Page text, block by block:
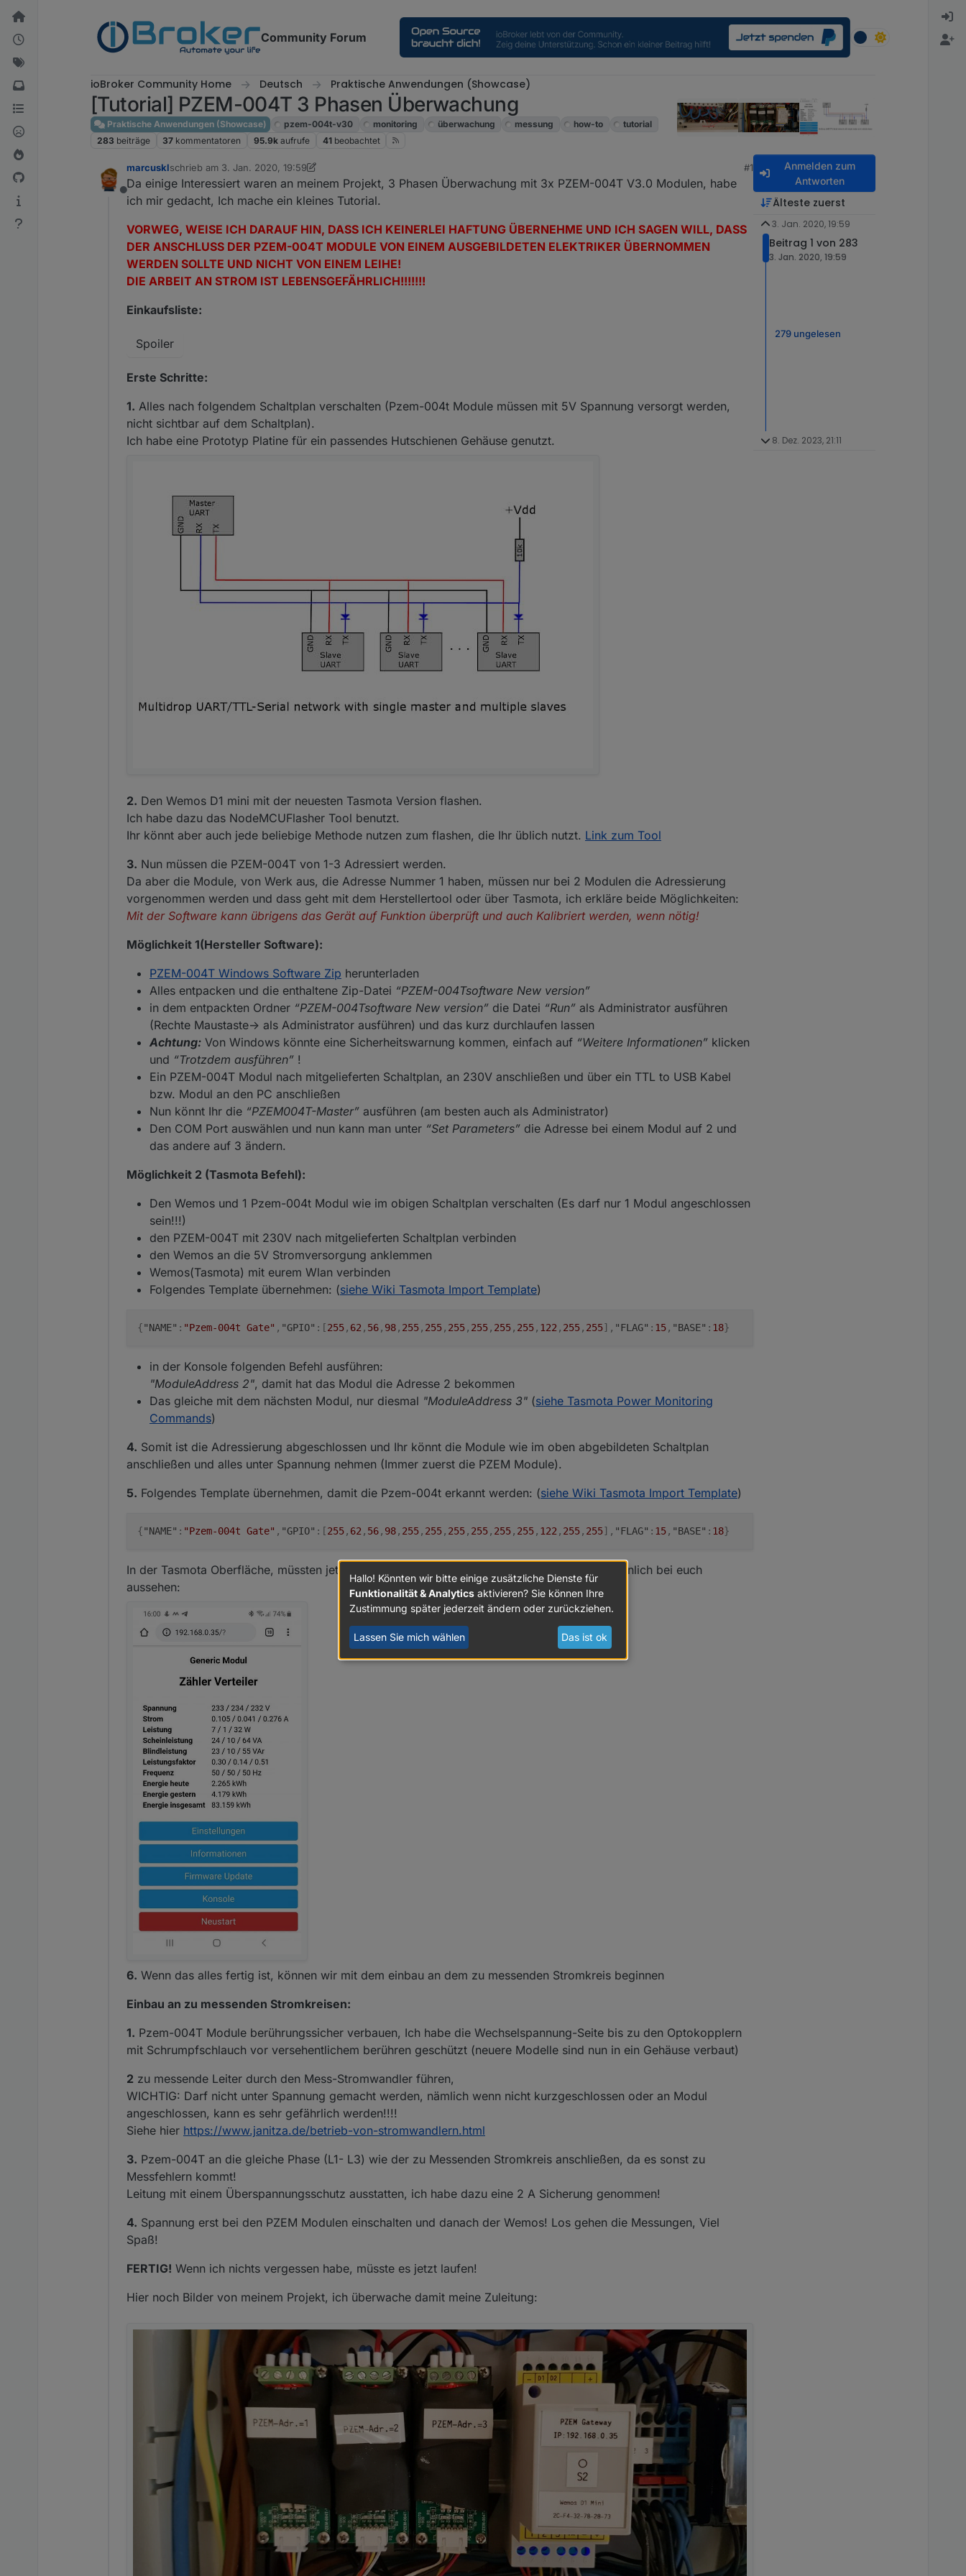
Weiter zum Inhalt
Community Forum
ioBroker Community Home Deutsch Praktische Anwendungen (Showcase)
[Tutorial] PZEM-004T 3 Phasen Überwachung
Praktische Anwendungen (Showcase) pzem-004t-v30 monitoring überwachung messung how-to
tutorial
283 beiträge 37 kommentatoren 95.9k aufrufe 41 beobachtet
Offline
marcusklschrieb am 3. Jan. 2020, 19:59
zuletzt editiert von marcuskl1. Apr. 2020, 15:31
#1
Da einige Interessiert waren an meinem Projekt, 3 Phasen Überwachung mit 3x PZEM-004T V3.0 Modulen, habe
ich mir gedacht, Ich mache ein kleines Tutorial.
VORWEG, WEISE ICH DARAUF HIN, DASS ICH KEINERLEI HAFTUNG ÜBERNEHME UND ICH SAGEN WILL, DASS
DER ANSCHLUSS DER PZEM-004T MODULE VON EINEM AUSGEBILDETEN ELEKTRIKER ÜBERNOMMEN
WERDEN SOLLTE UND NICHT VON EINEM LEIHE!
DIE ARBEIT AN STROM IST LEBENSGEFÄHRLICH!!!!!!!
Einkaufsliste:
Spoiler
Erste Schritte:
1. Alles nach folgendem Schaltplan verschalten (Pzem-004t Module müssen mit 5V Spannung versorgt werden,
nicht sichtbar auf dem Schaltplan).
Ich habe eine Prototyp Platine für ein passendes Hutschienen Gehäuse genutzt.
2. Den Wemos D1 mini mit der neuesten Tasmota Version flashen.
Ich habe dazu das NodeMCUFlasher Tool benutzt.
Ihr könnt aber auch jede beliebige Methode nutzen zum flashen, die Ihr üblich nutzt. Link zum Tool
3. Nun müssen die PZEM-004T von 1-3 Adressiert werden.
Da aber die Module, von Werk aus, die Adresse Nummer 1 haben, müssen nur bei 2 Modulen die Adressierung
vorgenommen werden und dass geht mit dem Herstellertool oder über Tasmota, ich erkläre beide Möglichkeiten:
Mit der Software kann übrigens das Gerät auf Funktion überprüft und auch Kalibriert werden, wenn nötig!
Möglichkeit 1(Hersteller Software):
PZEM-004T Windows Software Zip herunterladen
Alles entpacken und die enthaltene Zip-Datei “PZEM-004Tsoftware New version”
in dem entpackten Ordner “PZEM-004Tsoftware New version” die Datei “Run” als Administrator ausführen
(Rechte Maustaste-> als Administrator ausführen) und das kurz durchlaufen lassen
Achtung: Von Windows könnte eine Sicherheitswarnung kommen, einfach auf “Weitere Informationen” klicken
und “Trotzdem ausführen” !
Ein PZEM-004T Modul nach mitgelieferten Schaltplan, an 230V anschließen und über ein TTL to USB Kabel
bzw. Modul an den PC anschließen
Nun könnt Ihr die “PZEM004T-Master” ausführen (am besten auch als Administrator)
Den COM Port auswählen und nun kann man unter “Set Parameters” die Adresse bei einem Modul auf 2 und
das andere auf 3 ändern.
Möglichkeit 2 (Tasmota Befehl):
Den Wemos und 1 Pzem-004t Modul wie im obigen Schaltplan verschalten (Es darf nur 1 Modul angeschlossen
sein!!!)
den PZEM-004T mit 230V nach mitgelieferten Schaltplan verbinden
den Wemos an die 5V Stromversorgung anklemmen
Wemos(Tasmota) mit eurem Wlan verbinden
Folgendes Template übernehmen: (siehe Wiki Tasmota Import Template)
{"NAME" : "Pzem-004t Gate" , "GPIO" : [255, 62 , 56, 98, 255, 255, 255, 255, 255, 255, 122 , 255, 255] , "FLAG" : 15, "BASE" : 18}
in der Konsole folgenden Befehl ausführen:
"ModuleAddress 2", damit hat das Modul die Adresse 2 bekommen
Das gleiche mit dem nächsten Modul, nur diesmal "ModuleAddress 3" (siehe Tasmota Power Monitoring
Commands)
4. Somit ist die Adressierung abgeschlossen und Ihr könnt die Module wie im oben abgebildeten Schaltplan
anschließen und alles unter Spannung nehmen (Immer zuerst die PZEM Module).
5. Folgendes Template übernehmen, damit die Pzem-004t erkannt werden: (siehe Wiki Tasmota Import Template)
{"NAME" : "Pzem-004t Gate" , "GPIO" : [255, 62 , 56, 98, 255, 255, 255, 255, 255, 255, 122 , 255, 255] , "FLAG" : 15, "BASE" : 18}
In der Tasmota Oberfläche, müssten jetzt alle 3 Module erkannt werden und es müsste so ähnlich bei euch
aussehen:
6. Wenn das alles fertig ist, können wir mit dem einbau an dem zu messenden Stromkreis beginnen
Einbau an zu messenden Stromkreisen:
1. Pzem-004T Module berührungssicher verbauen, Ich habe die Wechselspannung-Seite bis zu den Optokopplern
mit Schrumpfschlauch vor versehentlichem berühren geschützt (neuere Modelle sind nun in ein Gehäuse verbaut)
2 zu messende Leiter durch den Mess-Stromwandler führen,
WICHTIG: Darf nicht unter Spannung gemacht werden, nämlich wenn nicht kurzgeschlossen oder an Modul
angeschlossen, kann es sehr gefährlich werden!!!!
Siehe hier https://www.janitza.de/betrieb-von-stromwandlern.html
3. Pzem-004T an die gleiche Phase (L1- L3) wie der zu Messenden Stromkreis anschließen, da es sonst zu
Messfehlern kommt!
Leitung mit einem Überspannungsschutz ausstatten, ich habe dazu eine 2 A Sicherung genommen!
4. Spannung erst bei den PZEM Modulen einschalten und danach der Wemos! Los gehen die Messungen, Viel
Spaß!
FERTIG! Wenn ich nichts vergessen habe, müsste es jetzt laufen!
Hier noch Bilder von meinem Projekt, ich überwache damit meine Zuleitung:
Anmelden zum
Antworten
Älteste zuerst
3. Jan. 2020, 19:59
Beitrag 1 von 283
3. Jan. 2020, 19:59
279 ungelesen
8. Dez. 2023, 21:11
Hallo! Könnten wir bitte einige zusätzliche Dienste für
Funktionalität & Analytics aktivieren? Sie können Ihre
Zustimmung später jederzeit ändern oder zurückziehen.
Lassen Sie mich wählen Das ist ok